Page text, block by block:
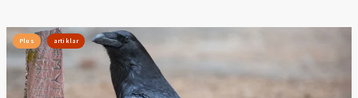
Plus artiklar